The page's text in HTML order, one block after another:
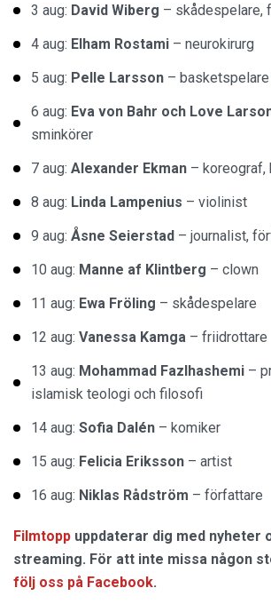
3 aug: David Wiberg – skådespelare,
4 aug: Elham Rostami – neurokirurg
5 aug: Pelle Larsson –
6 aug: Eva von Bahr och Love
sminkörer
7 aug: Alexander Ekman – koreograf,
8 aug: Linda Lampenius – violinist
9 aug: Åsne Seierstad – journalist,
10 aug: Manne af Klintberg – clown
11 aug: Ewa Fröling – skådespelare
12 aug: Vanessa Kamga – friidrottare
13 aug: Mohammad Fazlhashemi –
islamisk teologi och filosofi
14 aug: Sofia Dalén – komiker
15 aug: Felicia Eriksson – artist
16 aug: Niklas Rådström – författare
Filmtopp uppdaterar dig med nyheter
streaming. För att inte missa någon
följ oss på Facebook.